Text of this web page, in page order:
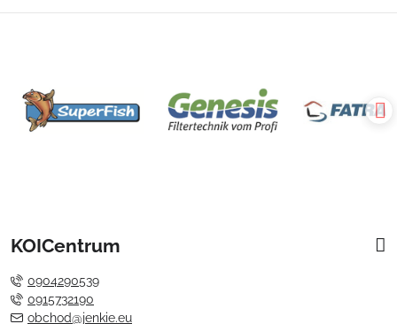
KOICentrum
0904290539
0915732190
obchod@jenkie.eu